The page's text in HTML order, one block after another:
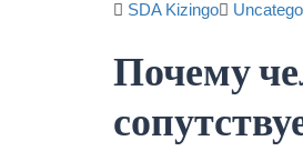
SDA Kizingo
Почему